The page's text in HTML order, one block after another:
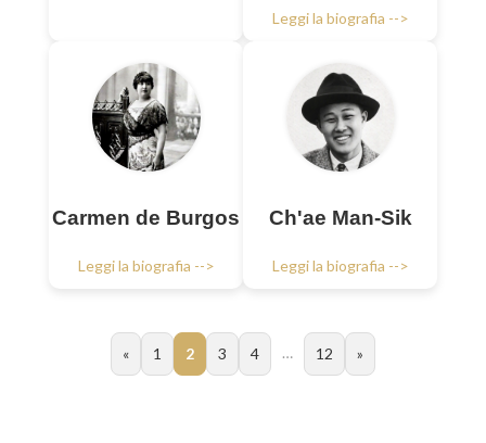
Leggi la biografia -->
Carmen de Burgos
Leggi la biografia -->
Ch'ae Man-Sik
Leggi la biografia -->
« 1 2 3 4 … 12 »